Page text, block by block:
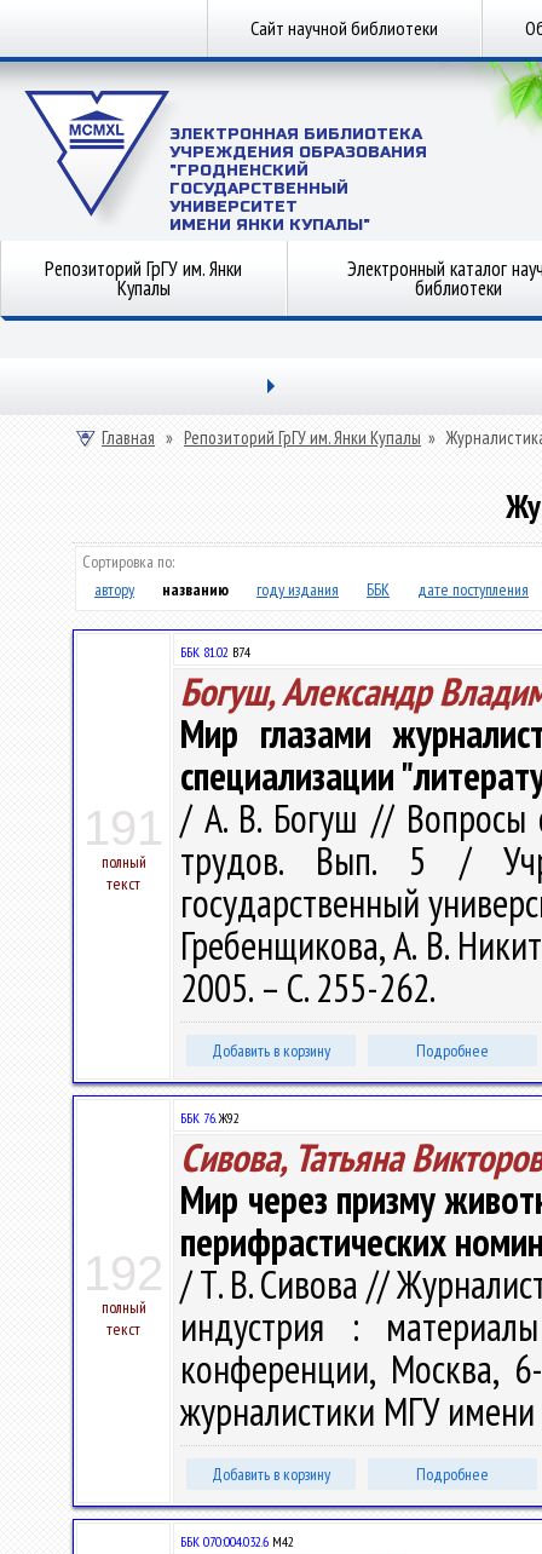
Сайт научной библиотеки
ЭЛЕКТРОННАЯ БИБЛИОТЕКА
УЧРЕЖДЕНИЯ ОБРАЗОВАНИЯ
"ГРОДНЕНСКИЙ
ГОСУДАРСТВЕННЫЙ
УНИВЕРСИТЕТ
ИМЕНИ ЯНКИ КУПАЛЫ"
Репозиторий ГрГУ им. Янки
Купалы
Электронный каталог
библиотеки
Главная » Репозиторий ГрГУ им. Янки Купалы »
Сортировка по:
автору
названию году издания ББК дате поступления
191
полный
текст
ББК 81.02 В74
Богуш, Александр
Мир глазами
специализации
/ А. В. Богуш // Вопросы
трудов. Вып. 5 /
государственный
Гребенщикова, А. В.
2005. – С. 255-262.
Добавить в корзину Подробнее
192
полный
текст
ББК 76.Ж92
Сивова, Татьяна
Мир через призму
перифрастических
/ Т. В. Сивова //
индустрия :
конференции, Москва,
журналистики МГУ
Добавить в корзину Подробнее
ББК 070:004.032.6 М42